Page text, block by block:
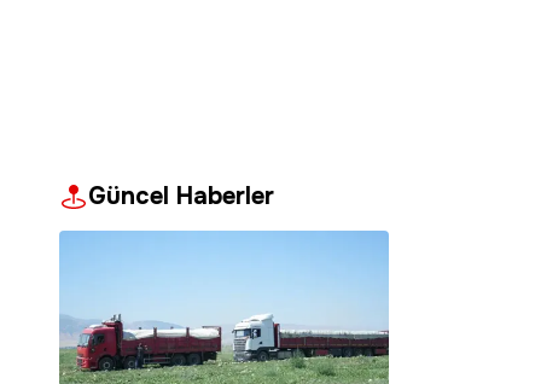
Güncel Haberler